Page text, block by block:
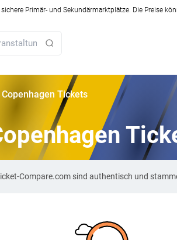
Primär- und Sekundärmarktplätze. Die Preise
Tickets
Compare.com sind authentisch und